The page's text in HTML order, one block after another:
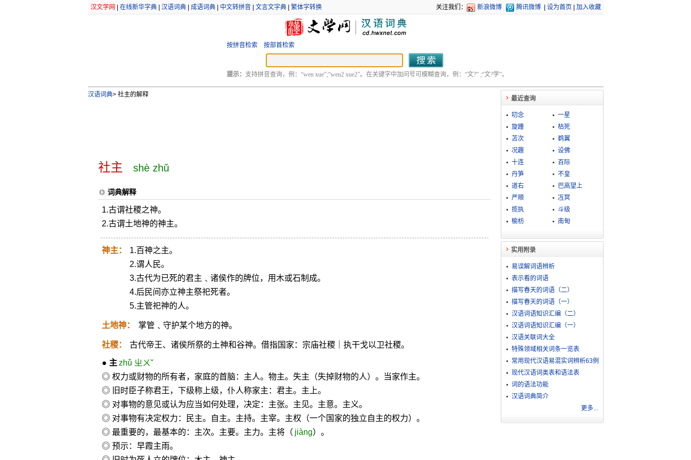
汉文学网 在线新华字典| 汉语词典| 成语词典| 中文转拼音| 文言文字典| 繁体字转换 关注我们： 新浪微博 腾讯微博 设为首页 加入收藏
按拼音检索 按部首检索
提示： 支持拼音查询，例：“wen xue”;“wen2 xue2”。在关键字中加问号可模糊查询，例：“文?” ;“文?学”。
汉语词典>社主的解释
社主 shè zhǔ
词典解释
1.古谓社稷之神。
2.古谓土地神的神主。
神主：
1.百神之主。
2.谓人民。
3.古代为已死的君主﹑诸侯作的牌位，用木或石制成。
4.后民间亦立神主祭祀死者。
5.主管祀神的人。
土地神： 掌管﹑守护某个地方的神。
社稷： 古代帝王、诸侯所祭的土神和谷神。借指国家：宗庙社稷｜执干戈以卫社稷。
● 主 zhǔ ㄓㄨˇ
◎ 权力或财物的所有者，家庭的首脑：主人。物主。失主（失掉财物的人）。当家作主。
◎ 旧时臣子称君王，下级称上级，仆人称家主：君主。主上。
◎ 对事物的意见或认为应当如何处理，决定：主张。主见。主意。主义。
◎ 对事物有决定权力：民主。自主。主持。主宰。主权（一个国家的独立自主的权力）。
◎ 最重要的，最基本的：主次。主要。主力。主将（ jiàng）。
◎ 预示：早霞主雨。
最近查询
叨念
一星
旋踵
枯死
苫次
鹈翼
况趣
设佛
十连
百际
丹笋
不皇
道右
巴高望上
严顺
冱冥
揽执
斗级
榆枋
南甸
实用附录
易误解词语辨析
表示看的词语
描写春天的词语（二）
描写春天的词语（一）
汉语词语知识汇编（二）
汉语词语知识汇编（一）
汉语关联词大全
特殊领域相关词条一览表
常用现代汉语易混实词辨析63例
现代汉语词类表和语法表
词的语法功能
汉语词典简介
更多...